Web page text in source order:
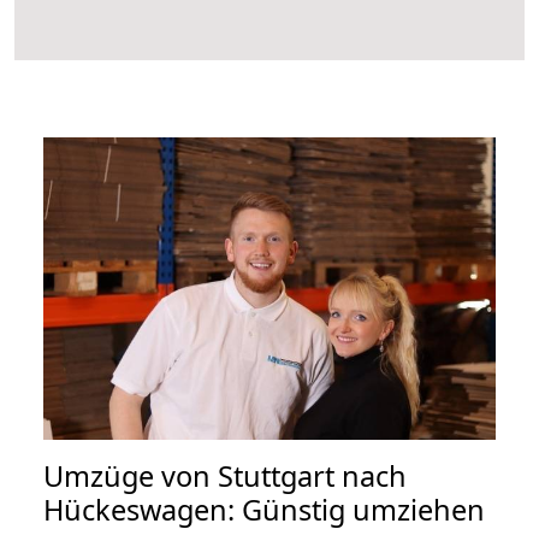
Umzüge von Stuttgart nach
Hückeswagen: Günstig umziehen